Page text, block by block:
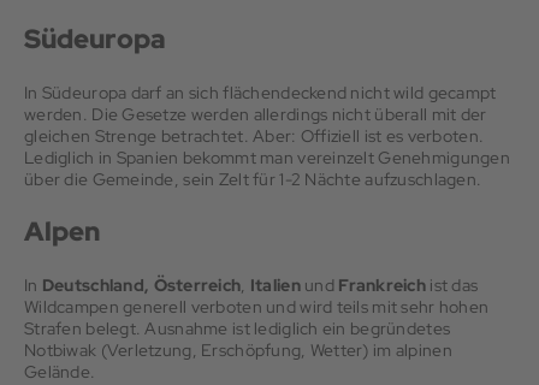
Südeuropa
In Südeuropa darf an sich flächendeckend nicht wild gecampt
werden. Die Gesetze werden allerdings nicht überall mit der
gleichen Strenge betrachtet. Aber: Offiziell ist es verboten.
Lediglich in Spanien bekommt man vereinzelt Genehmigungen
über die Gemeinde, sein Zelt für 1-2 Nächte aufzuschlagen.
Alpen
In Deutschland, Österreich, Italienund Frankreich ist das
Wildcampen generell verboten und wird teils mit sehr hohen
Strafen belegt. Ausnahme ist lediglich ein begründetes
Notbiwak (Verletzung, Erschöpfung, Wetter) im alpinen
Gelände.